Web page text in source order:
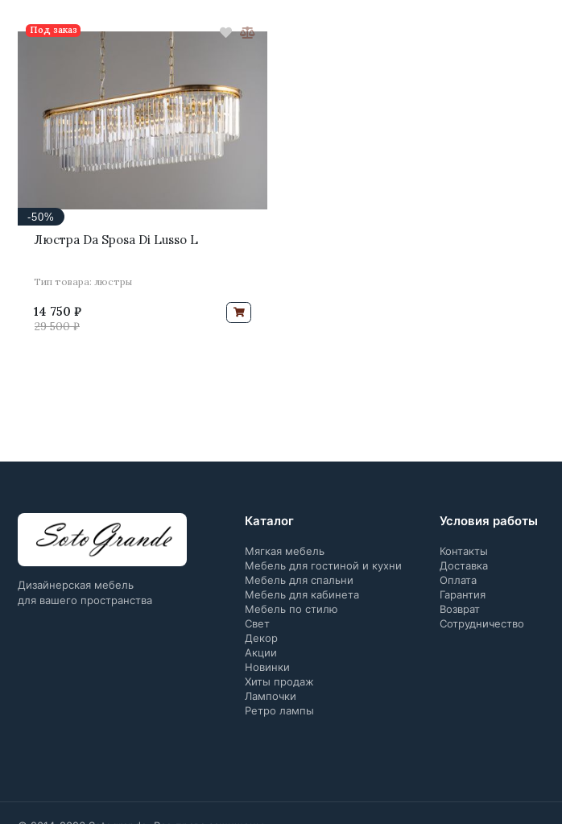
-50%
Люстра Da Sposa Di Lusso L
Тип товара: люстры
14 750 ₽
29 500 ₽
Под заказ
Дизайнерская мебель
для вашего пространства
Каталог
Мягкая мебель
Мебель для гостиной и кухни
Мебель для спальни
Мебель для кабинета
Мебель по стилю
Свет
Декор
Акции
Новинки
Хиты продаж
Лампочки
Ретро лампы
Условия работы
Контакты
Доставка
Оплата
Гарантия
Возврат
Сотрудничество